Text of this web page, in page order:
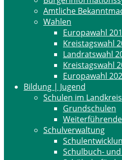
Amtliche
Wahlen
Europawahl
Kreistagswahl
Landratswahl
Kreistagswahl
Europawahl
Bildung | Jugend
Schulen im Landkreis
Grundschulen
Schulverwaltung
Schulbuch-